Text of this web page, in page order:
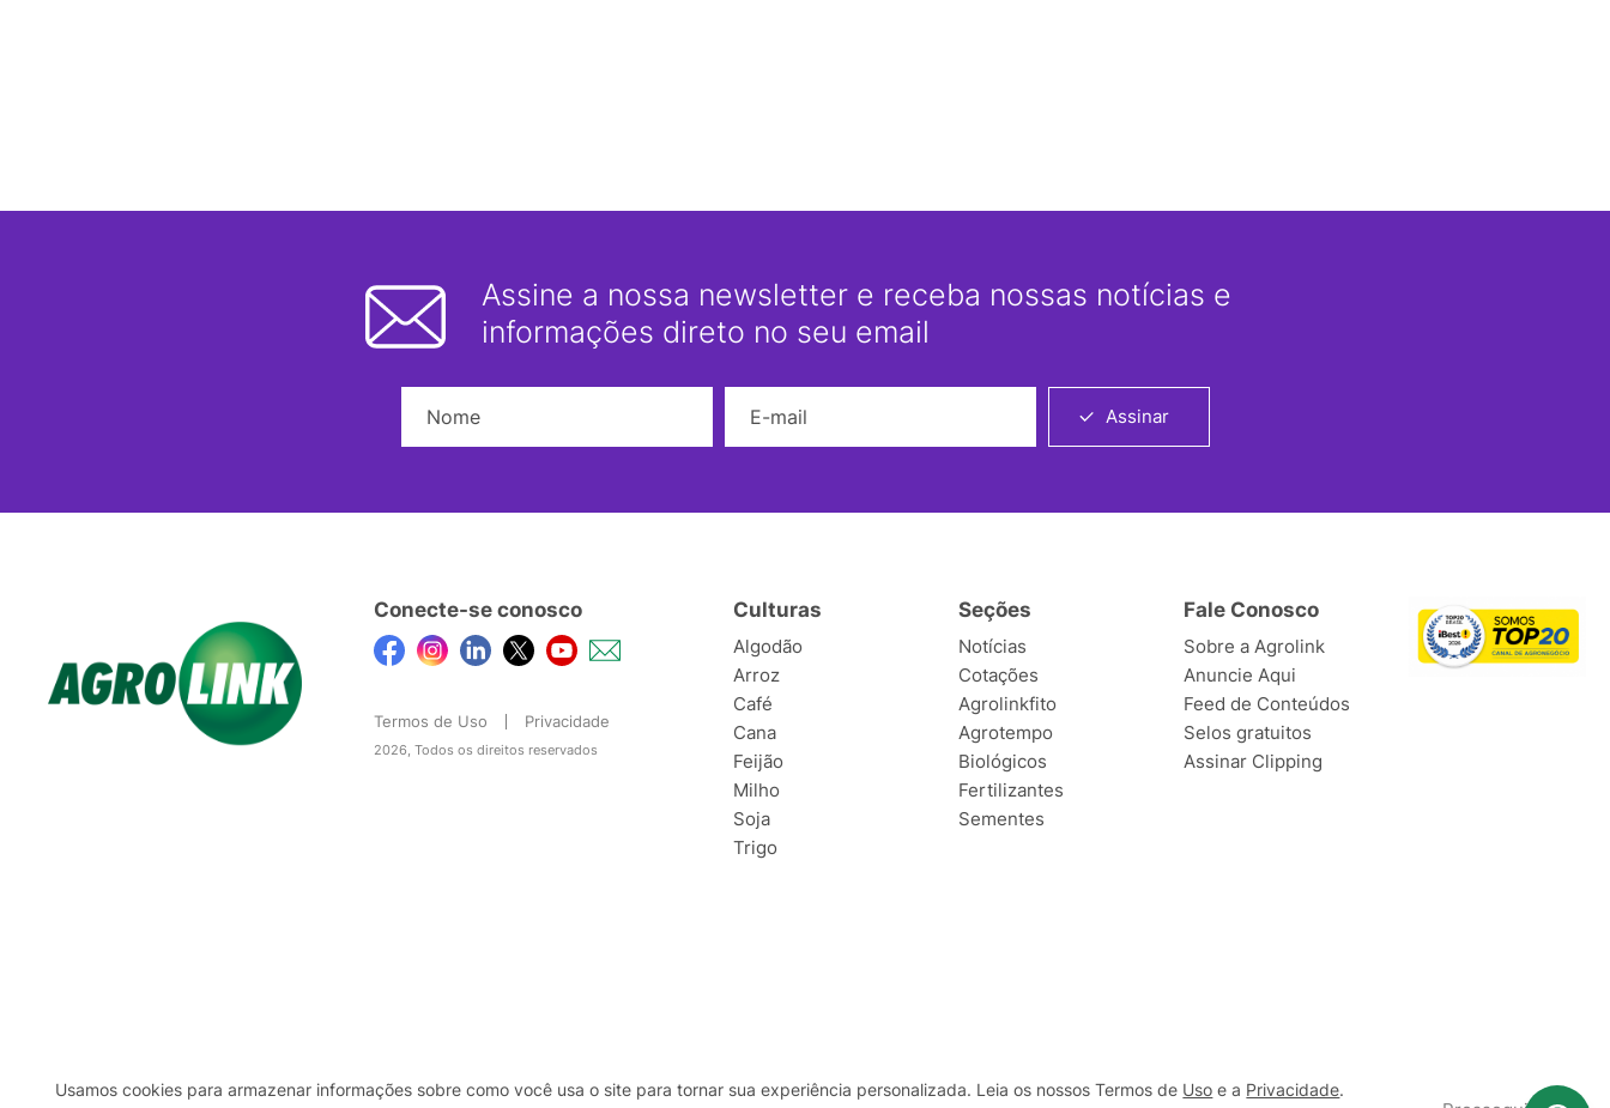
Assine a nossa newsletter e receba nossas notícias e
informações direto no seu email
Assinar
Conecte-se conosco
Termos de Uso Privacidade
2026, Todos os direitos reservados
Culturas
Algodão
Arroz
Café
Cana
Feijão
Milho
Soja
Trigo
Seções
Notícias
Cotações
Agrolinkfito
Agrotempo
Biológicos
Fertilizantes
Sementes
Fale Conosco
Sobre a Agrolink
Anuncie Aqui
Feed de Conteúdos
Selos gratuitos
Assinar Clipping
Usamos cookies para armazenar informações sobre como você usa o site para tornar sua experiência personalizada. Leia os nossos Termos de Uso e a Privacidade.